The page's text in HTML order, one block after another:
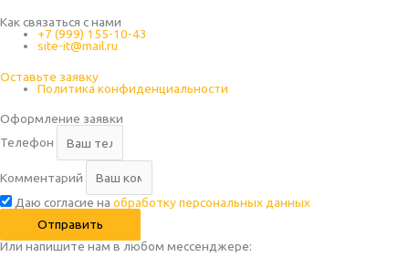
Как связаться с нами
+7 (999) 155-10-43
site-it@mail.ru
Оставьте заявку
Политика конфиденциальности
Оформление заявки
Телефон
Комментарий
Даю согласие на обработку персональных данных
Отправить
Или напишите нам в любом месcенджере: